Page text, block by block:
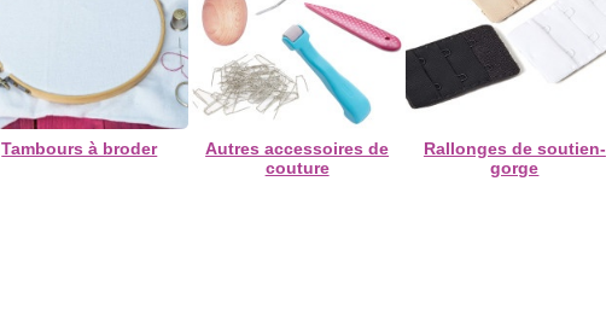
Tambours à broder
Autres accessoires de
couture
Rallonges de soutien-
gorge